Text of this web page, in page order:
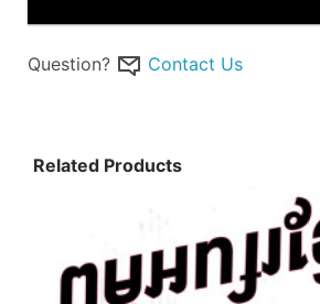
Question? Contact Us
Related Products